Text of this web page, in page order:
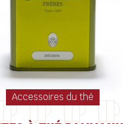
Accessoires du thé